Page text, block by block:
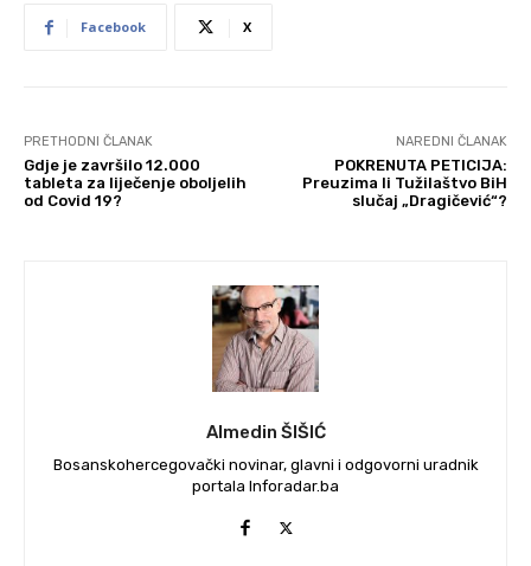
Facebook X
PRETHODNI ČLANAK
Gdje je završilo 12.000
tableta za liječenje oboljelih
od Covid 19?
NAREDNI ČLANAK
POKRENUTA PETICIJA:
Preuzima li Tužilaštvo BiH
slučaj „Dragičević“?
Almedin ŠIŠIĆ
Bosanskohercegovački novinar, glavni i odgovorni uradnik
portala Inforadar.ba